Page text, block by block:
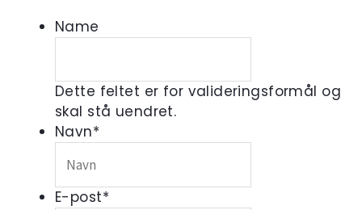
Name
Dette feltet er for valideringsformål og
skal stå uendret.
Navn*
E-post*